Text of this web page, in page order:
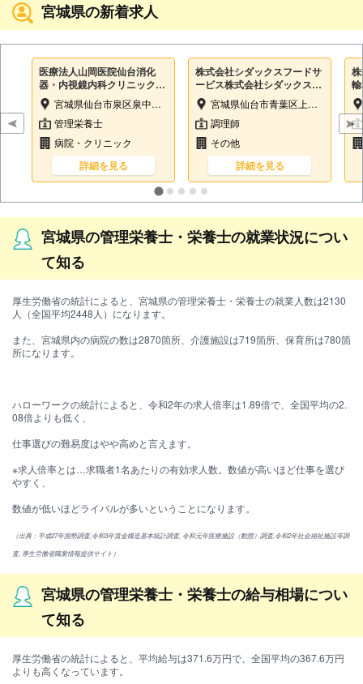
宮城県の新着求人
医療法人山岡医院仙台消化
器・内視鏡内科クリニック泉
中央院
宮城県仙台市泉区泉中央1丁目15-2 赤間総業泉中央パーキングビル1F
管理栄養士
病院・クリニック
詳細を見る
株式会社シダックスフードサ
ービス株式会社シダックスフ
ードサービス（周行会佐藤病
院内）
宮城県仙台市青葉区上杉2-3-17
調理師
その他
詳細を見る
宮城県の管理栄養士・栄養士の就業状況につい
て知る
厚生労働省の統計によると、宮城県の管理栄養士・栄養士の就業人数は2130
人（全国平均2448人）になります。
また、宮城県内の病院の数は2870箇所、介護施設は719箇所、保育所は780箇
所になります。
ハローワークの統計によると、令和2年の求人倍率は1.89倍で、全国平均の2.
08倍よりも低く、
仕事選びの難易度はやや高めと言えます。
※求人倍率とは…求職者1名あたりの有効求人数。数値が高いほど仕事を選び
やすく、
数値が低いほどライバルが多いということになります。
（出典：平成27年国勢調査,令和3年賃金構造基本統計調査, 令和元年医療施設（動態）調査,令和2年社会福祉施設等調
査, 厚生労働省職業情報提供サイト）
宮城県の管理栄養士・栄養士の給与相場につい
て知る
厚生労働省の統計によると、平均給与は371.6万円で、全国平均の367.6万円
よりも高くなっています。